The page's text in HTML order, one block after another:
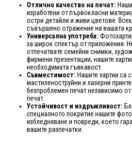
Отлично качество на печат:
изработени от първокласни
остри детайли и живи цветове.
съвършено отражение на вашата
Универсална употреба:
за широк спектър от приложения.
отпечатвате семейни снимки,
фирмени презентации, нашите
необходимата гъвкавост.
Съвместимост: Нашите хартии са
мастиленоструйни и лазерни
безпроблемен печат независимо
печат.
Устойчивост и издръжливост:
специалното покритие нашите
избледняване и повреди, което
вашите разпечатки.